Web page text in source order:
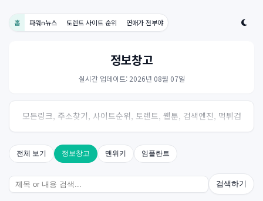
홈 파워n뉴스 토렌트 사이트 순위 연애가 전부야
정보창고
실시간 업데이트: 2026년 08월 07일
모든링크, 주소찾기, 사이트순위, 토렌트, 웹툰, 검색엔진, 먹튀검
증, 스포츠, 드라마, 커뮤니티 링크사이트! 여기여
전체 보기 정보창고 맨위키 임플란트
검색하기